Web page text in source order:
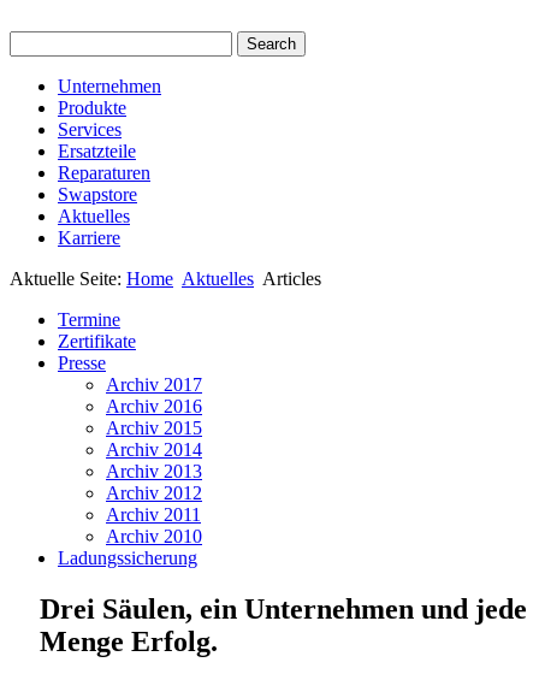
Unternehmen
Produkte
Services
Ersatzteile
Reparaturen
Swapstore
Aktuelles
Karriere
Aktuelle Seite: Home Aktuelles Articles
Termine
Zertifikate
Presse
Archiv 2017
Archiv 2016
Archiv 2015
Archiv 2014
Archiv 2013
Archiv 2012
Archiv 2011
Archiv 2010
Ladungssicherung
Drei Säulen, ein Unternehmen und jede
Menge Erfolg.